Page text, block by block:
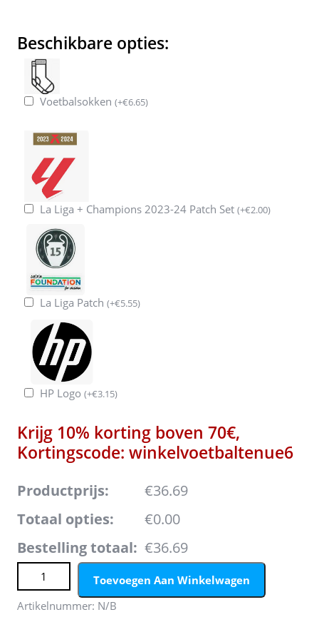
Beschikbare opties:
Voetbalsokken (+€6.65)
La Liga + Champions 2023-24 Patch Set (+€2.00)
La Liga Patch (+€5.55)
HP Logo (+€3.15)
Krijg 10% korting boven 70€,
Kortingscode: winkelvoetbaltenue6
Productprijs:
€36.69
Totaal opties:
€0.00
Bestelling totaal: €36.69
Goedkope Real Madrid 2025/26 Thuis tenue Luka Modric
#10 met Korte Mouw Voetbaltenue voor Kinderen aantal
Toevoegen Aan Winkelwagen
Artikelnummer: N/B